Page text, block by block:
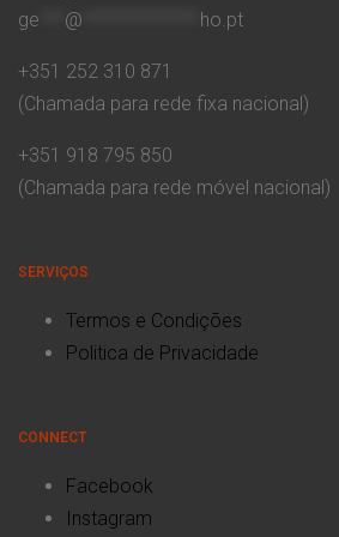
ge
@ ho.pt
+351 252 310 871
(Chamada para rede fixa nacional)
+351 918 795 850
(Chamada para rede móvel nacional)
SERVIÇOS
Termos e Condições
Politica de Privacidade
CONNECT
Facebook
Instagram